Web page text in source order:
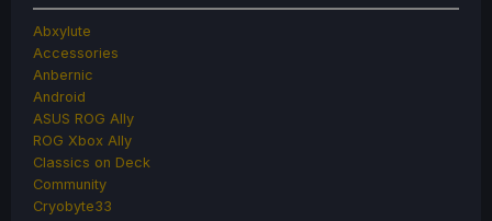
Abxylute
Accessories
Anbernic
Android
ASUS ROG Ally
ROG Xbox Ally
Classics on Deck
Community
Cryobyte33